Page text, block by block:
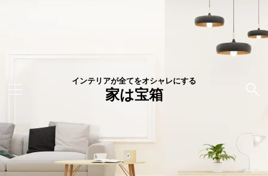
インテリアが全てをオシャレにする
家は宝箱